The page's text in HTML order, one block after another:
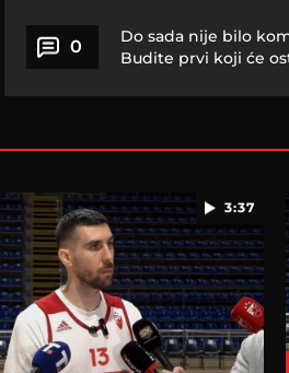
0
Do sada nije bilo
Budite prvi koji će
3:37